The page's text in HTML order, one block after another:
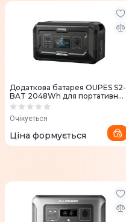
Додаткова батарея OUPES S2-
BAT 2048Wh для портативної
зарядної станції S1
Очікується
Ціна формується